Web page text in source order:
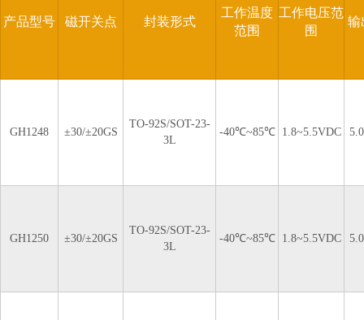
产品型号 磁开关点 封装形式
工作温度
范围
工作电压范
围
输
GH1248 ±30/±20GS
TO-92S/SOT-23-
3L
-40℃~85℃ 1.8~5.5VDC
GH1250 ±30/±20GS
TO-92S/SOT-23-
3L
-40℃~85℃ 1.8~5.5VDC